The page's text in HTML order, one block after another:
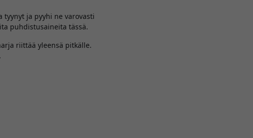
tyynyt ja pyyhi ne varovasti
puhdistusaineita tässä.
riittää yleensä pitkälle.